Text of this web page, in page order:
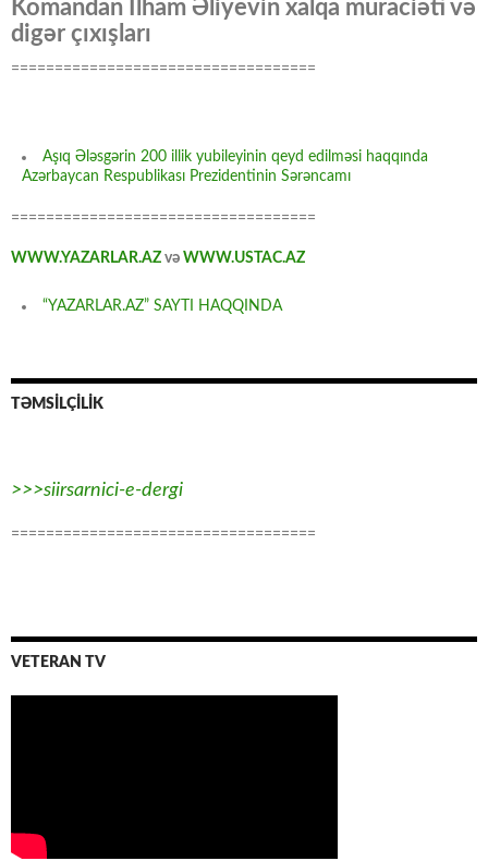
Komandan İlham Əliyevin xalqa müraciəti və
digər çıxışları
===================================
Aşıq Ələsgərin 200 illik yubileyinin qeyd edilməsi haqqında
Azərbaycan Respublikası Prezidentinin Sərəncamı
===================================
WWW.YAZARLAR.AZ və WWW.USTAC.AZ
“YAZARLAR.AZ” SAYTI HAQQINDA
TƏMSİLÇİLİK
>>>siirsarnici-e-dergi
===================================
VETERAN TV